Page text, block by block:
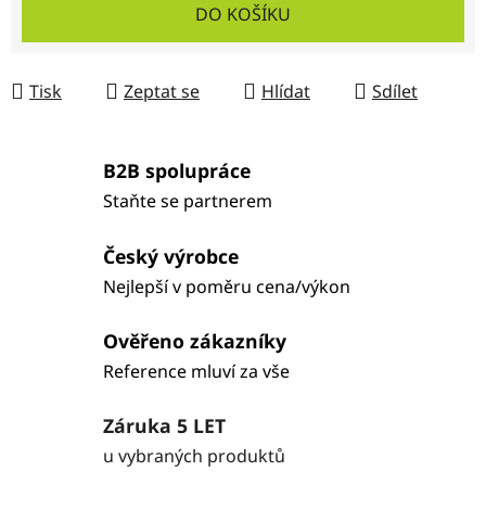
DO KOŠÍKU
Tisk Zeptat se Hlídat Sdílet
B2B spolupráce
Staňte se partnerem
Český výrobce
Nejlepší v poměru cena/výkon
Ověřeno zákazníky
Reference mluví za vše
Záruka 5 LET
u vybraných produktů